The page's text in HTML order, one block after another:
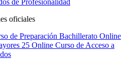
de Profesionalidad
oficiales
de Preparación Bachillerato Online
25 Online Curso de Acceso a